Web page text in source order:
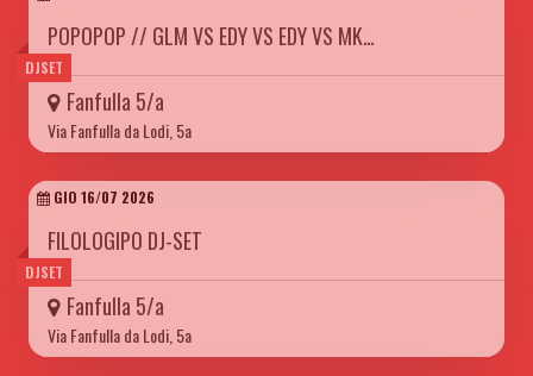
DJSET
POPOPOP // GLM VS EDY VS EDY VS MK…
Fanfulla 5/a
Via Fanfulla da Lodi, 5a
DJSET
GIO 16/07 2026
FILOLOGIPO DJ-SET
Fanfulla 5/a
Via Fanfulla da Lodi, 5a